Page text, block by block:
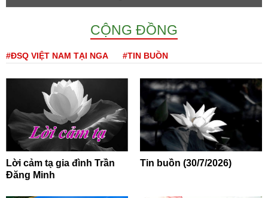
CỘNG ĐỒNG
#ĐSQ VIỆT NAM TẠI NGA #TIN BUỒN
Lời cảm tạ gia đình Trần
Đăng Minh
Tin buồn (30/7/2026)